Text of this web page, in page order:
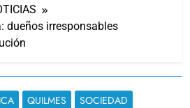
dueños irresponsables
QUILMES
SOCIEDAD